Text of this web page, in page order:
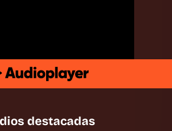
destacadas